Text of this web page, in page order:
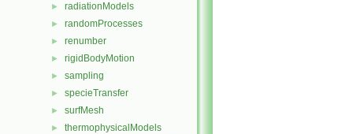
► radiationModels
► randomProcesses
► renumber
► rigidBodyMotion
► sampling
► specieTransfer
► surfMesh
► thermophysicalModels